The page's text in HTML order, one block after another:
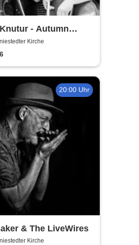
- Autumn
TourKirche
20:00 Uhr
& The LiveWires
Kirche